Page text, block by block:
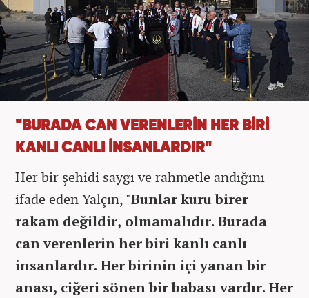
"BURADA CAN VERENLERİN HER BİRİ
KANLI CANLI İNSANLARDIR"
Her bir şehidi saygı ve rahmetle andığını
ifade eden Yalçın, "Bunlar kuru birer
rakam değildir, olmamalıdır. Burada
can verenlerin her biri kanlı canlı
insanlardır. Her birinin içi yanan bir
anası, ciğeri sönen bir babası vardır. Her